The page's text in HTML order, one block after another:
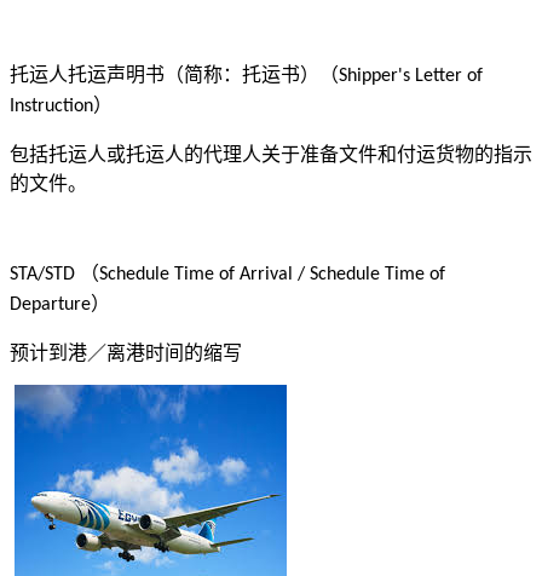
托运人托运声明书（简称：托运书）（Shipper's Letter of
Instruction）
包括托运人或托运人的代理人关于准备文件和付运货物的指示
的文件。
STA/STD （Schedule Time of Arrival / Schedule Time of
Departure）
预计到港／离港时间的缩写